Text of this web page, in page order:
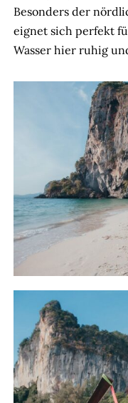
Besonders der
eignet sich perfekt
Wasser hier ruhig